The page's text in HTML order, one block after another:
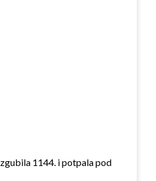
1144. i potpala pod